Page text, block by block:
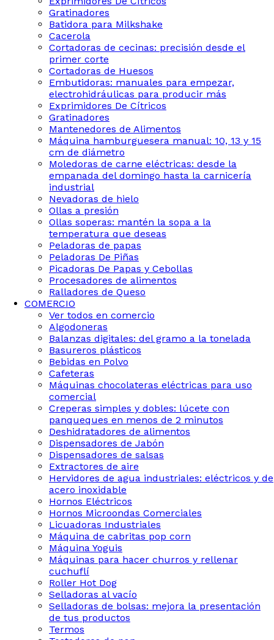
Gratinadores
Batidora para Milkshake
Cacerola
Cortadoras de cecinas: precisión desde el
primer corte
Cortadoras de Huesos
Embutidoras: manuales para empezar,
electrohidráulicas para producir más
Exprimidores De Cítricos
Gratinadores
Mantenedores de Alimentos
Máquina hamburguesera manual: 10, 13 y 15
cm de diámetro
Moledoras de carne eléctricas: desde la
empanada del domingo hasta la carnicería
industrial
Nevadoras de hielo
Ollas a presión
Ollas soperas: mantén la sopa a la
temperatura que deseas
Peladoras de papas
Peladoras De Piñas
Picadoras De Papas y Cebollas
Procesadores de alimentos
Ralladores de Queso
COMERCIO
Ver todos en comercio
Algodoneras
Balanzas digitales: del gramo a la tonelada
Basureros plásticos
Bebidas en Polvo
Cafeteras
Máquinas chocolateras eléctricas para uso
comercial
Creperas simples y dobles: lúcete con
panqueques en menos de 2 minutos
Deshidratadores de alimentos
Dispensadores de Jabón
Dispensadores de salsas
Extractores de aire
Hervidores de agua industriales: eléctricos y de
acero inoxidable
Hornos Eléctricos
Hornos Microondas Comerciales
Licuadoras Industriales
Máquina de cabritas pop corn
Máquina Yoguis
Máquinas para hacer churros y rellenar
cuchuflí
Roller Hot Dog
Selladoras al vacío
Selladoras de bolsas: mejora la presentación
de tus productos
Termos